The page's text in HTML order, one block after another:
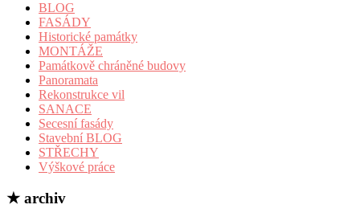
BLOG
FASÁDY
Historické památky
MONTÁŽE
Památkově chráněné budovy
Panoramata
Rekonstrukce vil
SANACE
Secesní fasády
Stavební BLOG
STŘECHY
Výškové práce
★ archiv